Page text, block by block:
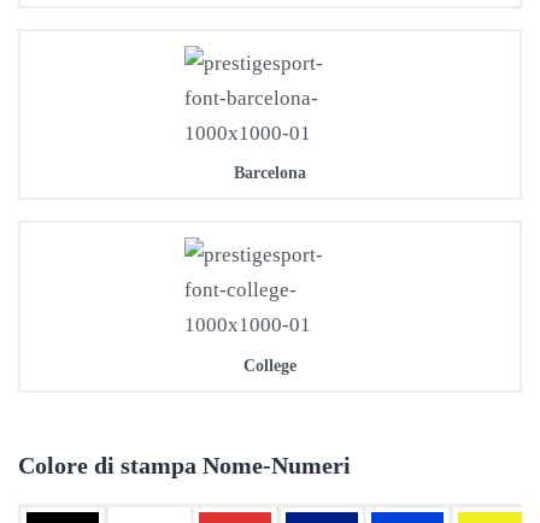
Barcelona
College
Colore di stampa Nome-Numeri